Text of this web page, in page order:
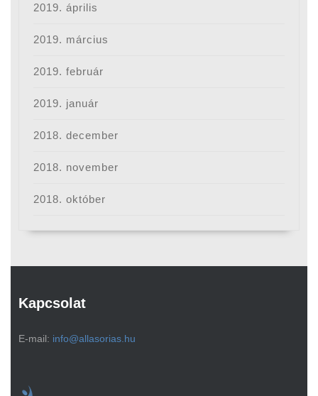
2019. április
2019. március
2019. február
2019. január
2018. december
2018. november
2018. október
Kapcsolat
E-mail: info@allasorias.hu